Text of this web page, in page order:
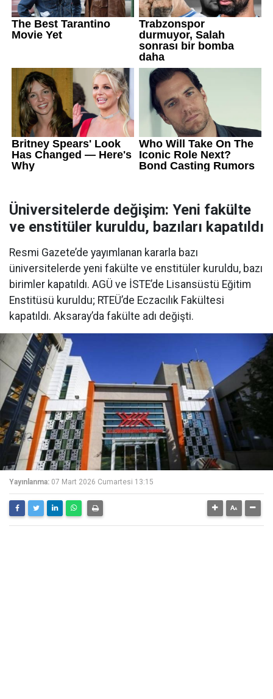
Üniversitelerde değişim: Yeni fakülte
ve enstitüler kuruldu, bazıları kapatıldı
Resmi Gazete’de yayımlanan kararla bazı
üniversitelerde yeni fakülte ve enstitüler kuruldu, bazı
birimler kapatıldı. AGÜ ve İSTE’de Lisansüstü Eğitim
Enstitüsü kuruldu; RTEÜ’de Eczacılık Fakültesi
kapatıldı. Aksaray’da fakülte adı değişti.
Yayınlanma: 07 Mart 2026 Cumartesi 13:15